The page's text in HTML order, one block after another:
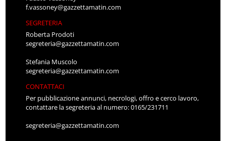
f.vassoney@gazzettamatin.com
SEGRETERIA
Roberta Prodoti
segreteria@gazzettamatin.com
Stefania Muscolo
segreteria@gazzettamatin.com
CONTATTACI
Per pubblicazione annunci, necrologi, offro e cerco lavoro,
contattare la segreteria al numero: 0165/231711
segreteria@gazzettamatin.com